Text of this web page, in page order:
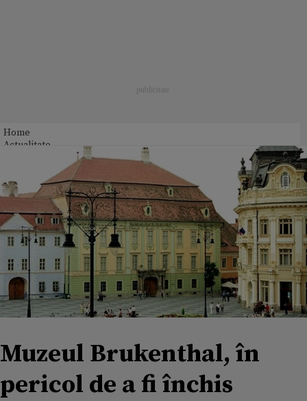
Home
Actualitate
Muzeul Brukenthal, în
pericol de a fi închis